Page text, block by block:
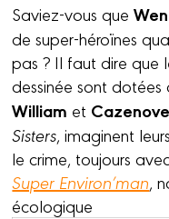
Saviez-vous que
de super-héroïnes
pas ? Il faut dire que
dessinée sont dotées
William et Cazenove
Sisters, imaginent
le crime, toujours
Super Environ’man,
écologique